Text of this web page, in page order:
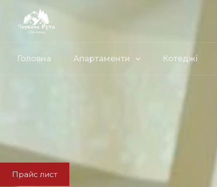
Головна Апартаменти Котеджі
Прайс лист